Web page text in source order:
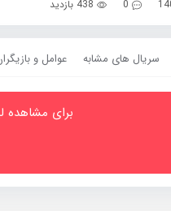
0 438 بازدید
سریال های مشابه عوامل و
برای مشاهده